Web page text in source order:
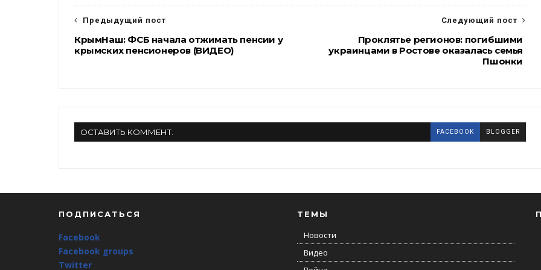
Следующий пост
Проклятье регионов: погибшими
украинцами в Ростове оказалась семья
Пшонки
Предыдущий пост
КрымНаш: ФСБ начала отжимать пенсии у
крымских пенсионеров (ВИДЕО)
ОСТАВИТЬ КОММЕНТ. FACEBOOK BLOGGER
ПОДПИСАТЬСЯ
Facebook
Facebook groups
Twitter
ТЕМЫ
Новости
Видео